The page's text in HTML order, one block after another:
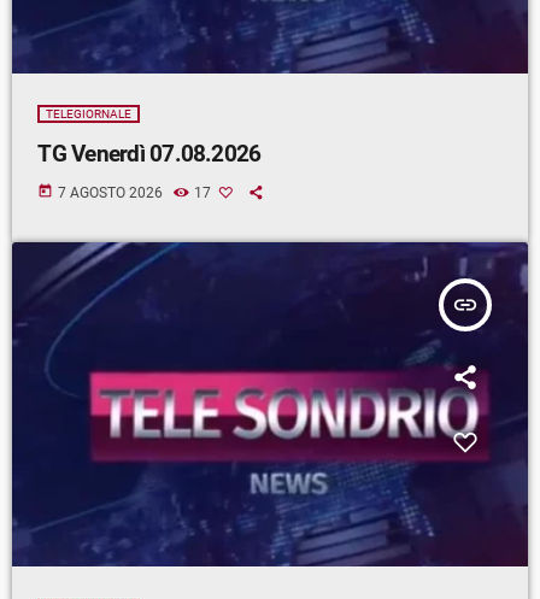
TELEGIORNALE
TG Venerdì 07.08.2026
today 7 AGOSTO 2026 17
insert_link